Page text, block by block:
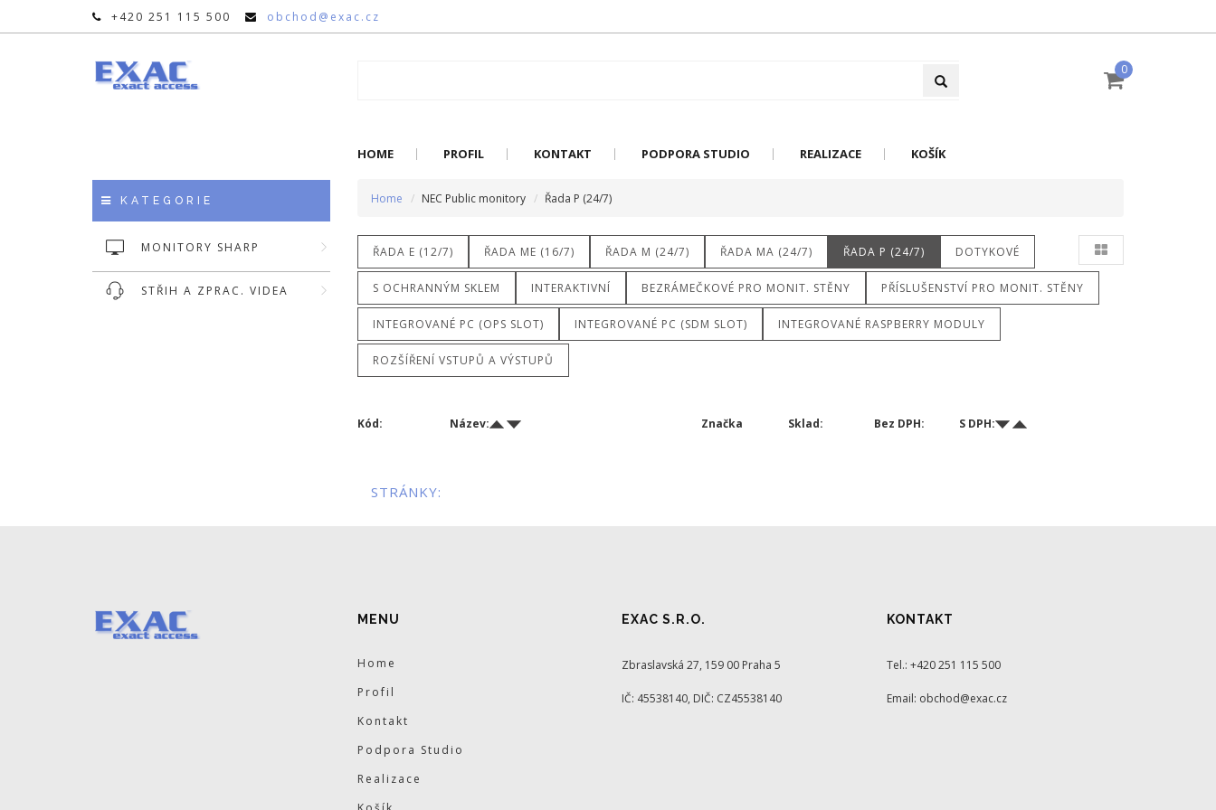
+420 251 115 500 obchod@exac.cz
0
HOME PROFIL KONTAKT PODPORA STUDIO REALIZACE KOŠÍK
KATEGORIE
MONITORY SHARP
STŘIH A ZPRAC. VIDEA
Home NEC Public monitory Řada P (24/7)
ŘADA E (12/7) ŘADA ME (16/7) ŘADA M (24/7) ŘADA MA (24/7) ŘADA P (24/7) DOTYKOVÉ
S OCHRANNÝM SKLEM INTERAKTIVNÍ BEZRÁMEČKOVÉ PRO MONIT. STĚNY PŘÍSLUŠENSTVÍ PRO MONIT. STĚNY
INTEGROVANÉ PC (OPS SLOT) INTEGROVANÉ PC (SDM SLOT) INTEGROVANÉ RASPBERRY MODULY
ROZŠÍŘENÍ VSTUPŮ A VÝSTUPŮ
Kód: Název: Značka Sklad: Bez DPH: S DPH:
STRÁNKY:
MENU
Home
Profil
Kontakt
Podpora Studio
Realizace
EXAC S.R.O.
Zbraslavská 27, 159 00 Praha 5
IČ: 45538140, DIČ: CZ45538140
KONTAKT
Tel.: +420 251 115 500
Email: obchod@exac.cz